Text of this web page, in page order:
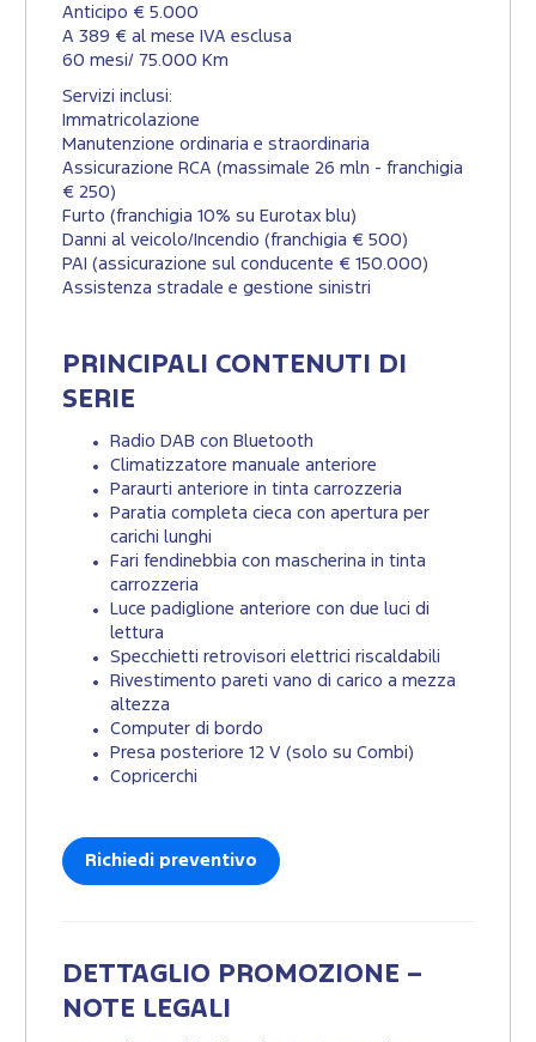
Anticipo € 5.000
A 389 € al mese IVA esclusa
60 mesi/ 75.000 Km
Servizi inclusi:
Immatricolazione
Manutenzione ordinaria e straordinaria
Assicurazione RCA (massimale 26 mln - franchigia
€ 250)
Furto (franchigia 10% su Eurotax blu)
Danni al veicolo/Incendio (franchigia € 500)
PAI (assicurazione sul conducente € 150.000)
Assistenza stradale e gestione sinistri
PRINCIPALI CONTENUTI DI
SERIE
Radio DAB con Bluetooth
Climatizzatore manuale anteriore
Paraurti anteriore in tinta carrozzeria
Paratia completa cieca con apertura per
carichi lunghi
Fari fendinebbia con mascherina in tinta
carrozzeria
Luce padiglione anteriore con due luci di
lettura
Specchietti retrovisori elettrici riscaldabili
Rivestimento pareti vano di carico a mezza
altezza
Computer di bordo
Presa posteriore 12 V (solo su Combi)
Copricerchi
Richiedi preventivo
DETTAGLIO PROMOZIONE –
NOTE LEGALI